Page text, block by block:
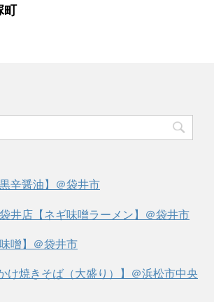
町
辛醤油】＠袋井市
井店【ネギ味噌ラーメン】＠袋井市
噌】＠袋井市
け焼きそば（大盛り）】＠浜松市中央